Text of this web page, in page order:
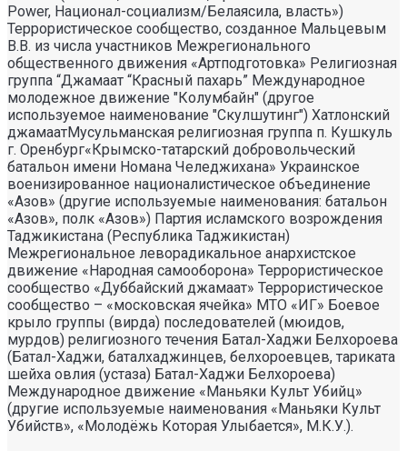
Power, Национал-социализм/Белаясила, власть»)
Террористическое сообщество, созданное Мальцевым
В.В. из числа участников Межрегионального
общественного движения «Артподготовка» Религиозная
группа “Джамаат “Красный пахарь” Международное
молодежное движение "Колумбайн" (другое
используемое наименование "Скулшутинг") Хатлонский
джамаатМусульманская религиозная группа п. Кушкуль
г. Оренбург«Крымско-татарский добровольческий
батальон имени Номана Челеджихана» Украинское
военизированное националистическое объединение
«Азов» (другие используемые наименования: батальон
«Азов», полк «Азов») Партия исламского возрождения
Таджикистана (Республика Таджикистан)
Межрегиональное леворадикальное анархистское
движение «Народная самооборона» Террористическое
сообщество «Дуббайский джамаат» Террористическое
сообщество – «московская ячейка» МТО «ИГ» Боевое
крыло группы (вирда) последователей (мюидов,
мурдов) религиозного течения Батал-Хаджи Белхороева
(Батал-Хаджи, баталхаджинцев, белхороевцев, тариката
шейха овлия (устаза) Батал-Хаджи Белхороева)
Международное движение «Маньяки Культ Убийц»
(другие используемые наименования «Маньяки Культ
Убийств», «Молодёжь Которая Улыбается», М.К.У.).